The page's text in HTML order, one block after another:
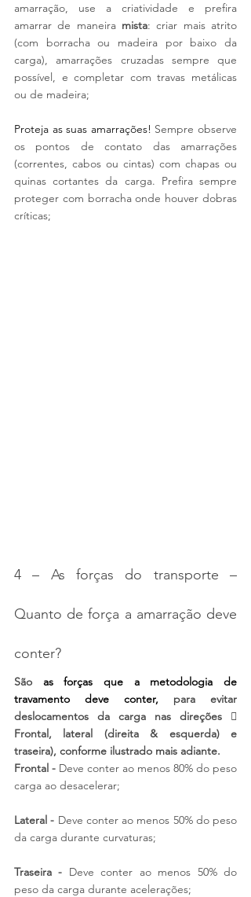
amarração, use a criatividade e prefira
amarrar de maneira mista: criar mais atrito
(com borracha ou madeira por baixo da
carga), amarrações cruzadas sempre que
possível, e completar com travas metálicas
ou de madeira;
Proteja as suas amarrações! Sempre observe
os pontos de contato das amarrações
(correntes, cabos ou cintas) com chapas ou
quinas cortantes da carga. Prefira sempre
proteger com borracha onde houver dobras
críticas;
4 – As forças do transporte –
Quanto de força a amarração deve
conter?
São as forças que a metodologia de
travamento deve conter, para evitar
deslocamentos da carga nas direções 
Frontal, lateral (direita & esquerda) e
traseira), conforme ilustrado mais adiante.
Frontal - Deve conter ao menos 80% do peso
carga ao desacelerar;
Lateral - Deve conter ao menos 50% do peso
da carga durante curvaturas;
Traseira - Deve conter ao menos 50% do
peso da carga durante acelerações;